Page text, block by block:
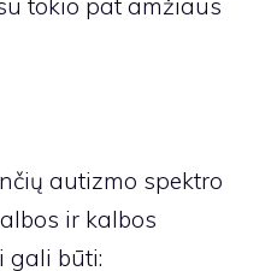
tokio pat amžiaus
autizmo spektro
ir kalbos
gali būti: